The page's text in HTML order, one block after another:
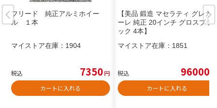
フリード 純正アルミホイー
ル １本
マイストア在庫： 1904
税込 7350円
カートに入れる
【美品 鍛造 マセラティ グレカ
ーレ 純正 20インチ グロスブラ
ック 4本】
マイストア在庫： 1851
税込 96000
カートに入れる